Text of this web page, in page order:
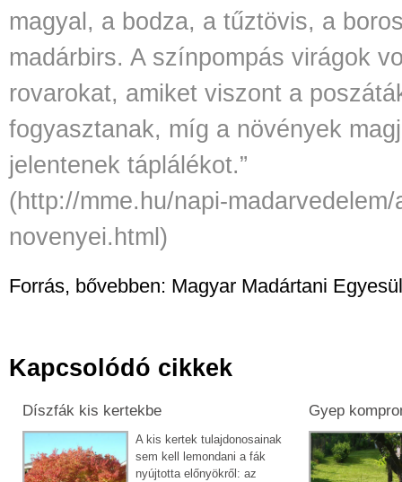
magyal, a bodza, a tűztövis, a
madárbirs. A színpompás virágok
rovarokat, amiket viszont a
fogyasztanak, míg a növények
jelentenek táplálékot.”
(http://mme.hu/napi-
novenyei.html)
Forrás, bővebben: Magyar Madártani
Kapcsolódó cikkek
Díszfák kis kertekbe
A kis kertek tulajdonosainak
sem kell lemondani a fák
nyújtotta előnyökről: az
Gyep